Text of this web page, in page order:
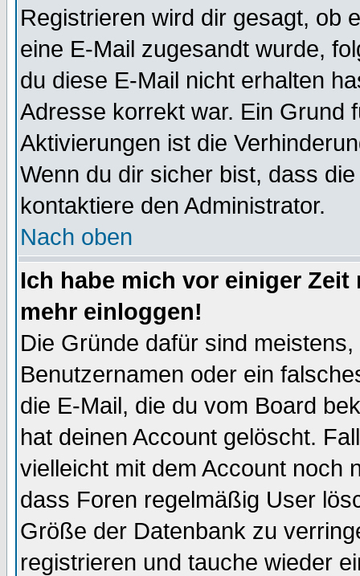
Registrieren wird dir gesagt, ob
eine E-Mail zugesandt wurde,
du diese E-Mail nicht erhalten
Adresse korrekt war. Ein Grund
Aktivierungen ist die
Wenn du dir sicher bist, dass
kontaktiere den Administrator.
Nach oben
Ich habe mich vor einiger
mehr einloggen!
Die Gründe dafür sind
Benutzernamen oder ein
die E-Mail, die du vom Board
hat deinen Account gelöscht.
vielleicht mit dem Account noch
dass Foren regelmäßig User
Größe der Datenbank zu
registrieren und tauche wieder